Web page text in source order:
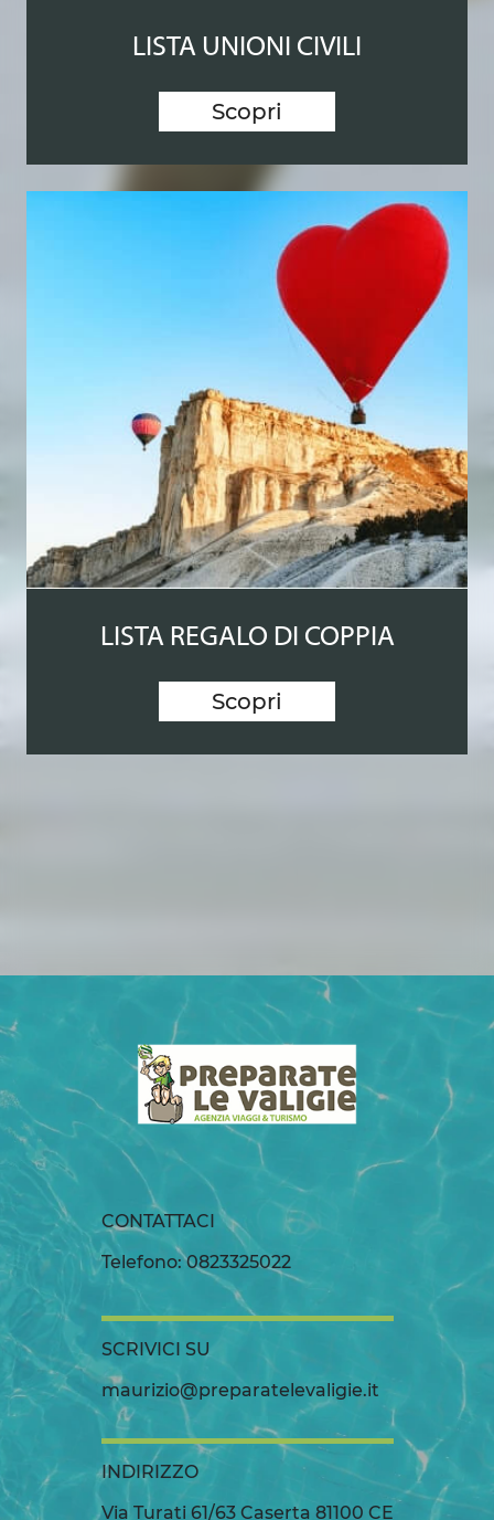
LISTA UNIONI CIVILI
Scopri
LISTA REGALO DI COPPIA
Scopri
CONTATTACI
Telefono: 0823325022
SCRIVICI SU
maurizio@preparatelevaligie.it
INDIRIZZO
Via Turati 61/63 Caserta 81100 CE